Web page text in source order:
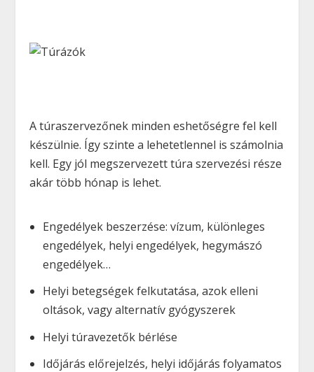
A túraszervezőnek minden eshetőségre fel kell
készülnie. Így szinte a lehetetlennel is számolnia
kell. Egy jól megszervezett túra szervezési része
akár több hónap is lehet.
Engedélyek beszerzése: vízum, különleges
engedélyek, helyi engedélyek, hegymászó
engedélyek…
Helyi betegségek felkutatása, azok elleni
oltások, vagy alternatív gyógyszerek
Helyi túravezetők bérlése
Időjárás előrejelzés, helyi időjárás folyamatos